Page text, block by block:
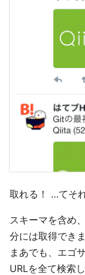
取れる！ …てそ
スキーマを含め
分には取得できま
まあでも、エゴ
URLを全て検索